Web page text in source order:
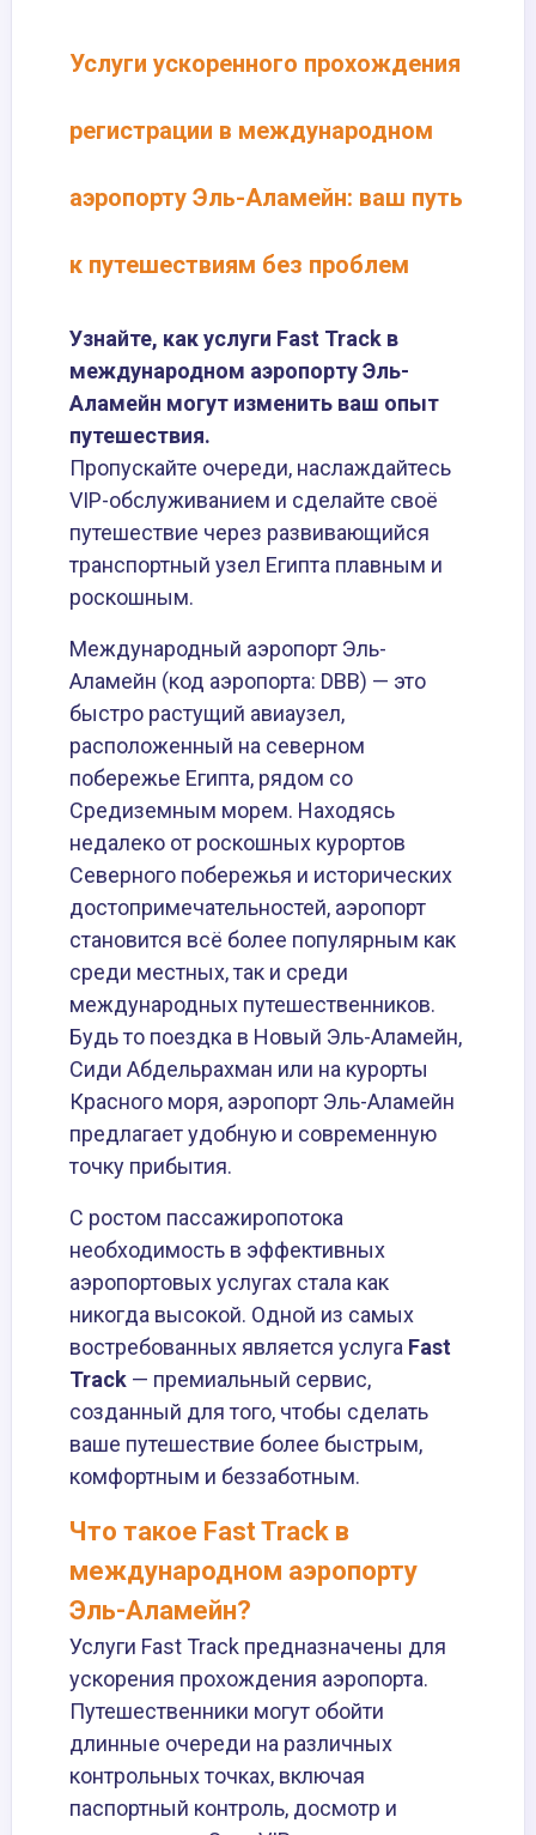
Услуги ускоренного прохождения
регистрации в международном
аэропорту Эль-Аламейн: ваш путь
к путешествиям без проблем
Узнайте, как услуги Fast Track в
международном аэропорту Эль-
Аламейн могут изменить ваш опыт
путешествия.
Пропускайте очереди, наслаждайтесь
VIP-обслуживанием и сделайте своё
путешествие через развивающийся
транспортный узел Египта плавным и
роскошным.
Международный аэропорт Эль-
Аламейн (код аэропорта: DBB) — это
быстро растущий авиаузел,
расположенный на северном
побережье Египта, рядом со
Средиземным морем. Находясь
недалеко от роскошных курортов
Северного побережья и исторических
достопримечательностей, аэропорт
становится всё более популярным как
среди местных, так и среди
международных путешественников.
Будь то поездка в Новый Эль-Аламейн,
Сиди Абдельрахман или на курорты
Красного моря, аэропорт Эль-Аламейн
предлагает удобную и современную
точку прибытия.
С ростом пассажиропотока
необходимость в эффективных
аэропортовых услугах стала как
никогда высокой. Одной из самых
востребованных является услуга Fast
Track — премиальный сервис,
созданный для того, чтобы сделать
ваше путешествие более быстрым,
комфортным и беззаботным.
Что такое Fast Track в
международном аэропорту
Эль-Аламейн?
Услуги Fast Track предназначены для
ускорения прохождения аэропорта.
Путешественники могут обойти
длинные очереди на различных
контрольных точках, включая
паспортный контроль, досмотр и